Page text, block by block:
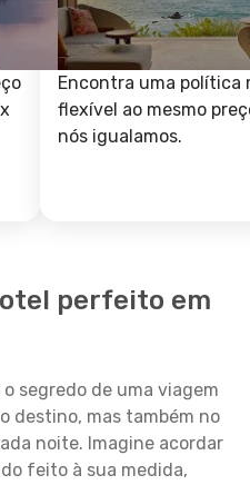
Encontra uma política
flexível ao mesmo
nós igualamos.
perfeito em
segredo de uma viagem
destino, mas também no
noite. Imagine acordar
feito à sua medida,